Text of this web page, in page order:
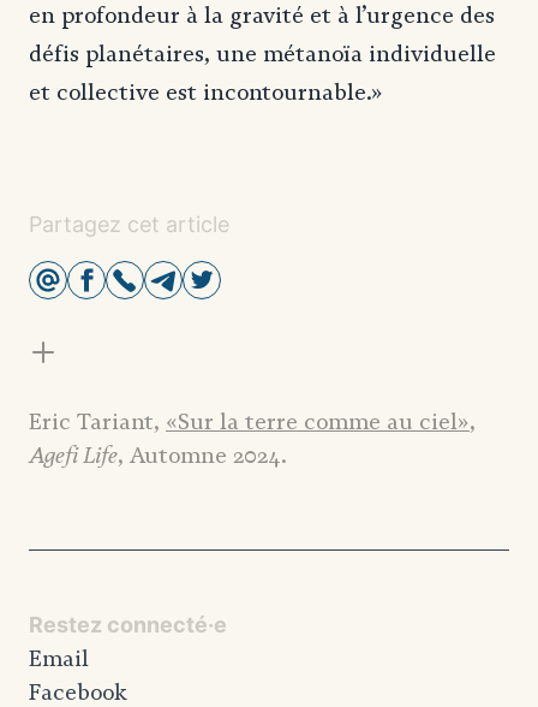
en profondeur à la gravité et à l’urgence des
défis planétaires, une métanoïa individuelle
et collective est incontournable.»
Partagez cet article
Eric Tariant, «Sur la terre comme au ciel»,
Agefi Life, Automne 2024.
Restez connecté·e
Email
Facebook